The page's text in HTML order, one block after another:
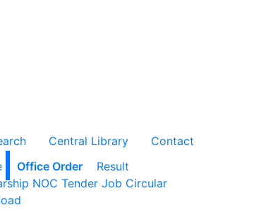
Central Library Contact
Office Order
Result
NOC Tender Job Circular